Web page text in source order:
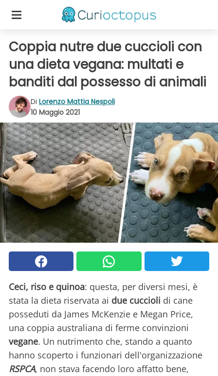
Coppia nutre due cuccioli con
una dieta vegana: multati e
banditi dal possesso di animali
Di Lorenzo Mattia Nespoli
10 Maggio 2021
Ceci, riso e quinoa: questa, per diversi mesi, è
stata la dieta riservata ai due cuccioli di cane
posseduti da James McKenzie e Megan Price,
una coppia australiana di ferme convinzioni
vegane. Un nutrimento che, stando a quanto
hanno scoperto i funzionari dell'organizzazione
RSPCA, non stava facendo loro affatto bene,